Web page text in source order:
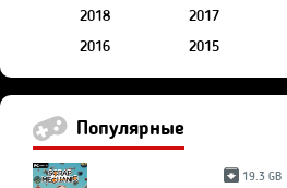
2018
2017
2016
2015
Популярные
19.3 GB